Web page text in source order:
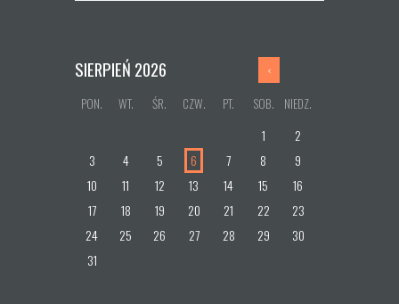
SIERPIEŃ 2026
PON. WT. ŚR. CZW. PT. SOB. NIEDZ.
1
2
3
4 5 6 7 8
9
10
11 12 13 14 15
16
17
18 19 20 21 22
23
24
25 26 27 28 29
30
31